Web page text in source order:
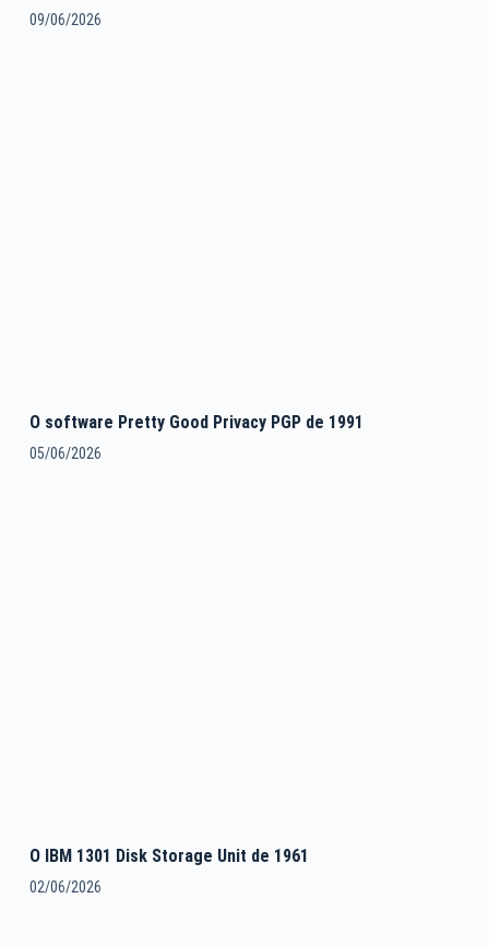
09/06/2026
O software Pretty Good Privacy PGP de 1991
05/06/2026
O IBM 1301 Disk Storage Unit de 1961
02/06/2026